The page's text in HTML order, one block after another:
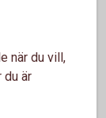
när du vill,
du är